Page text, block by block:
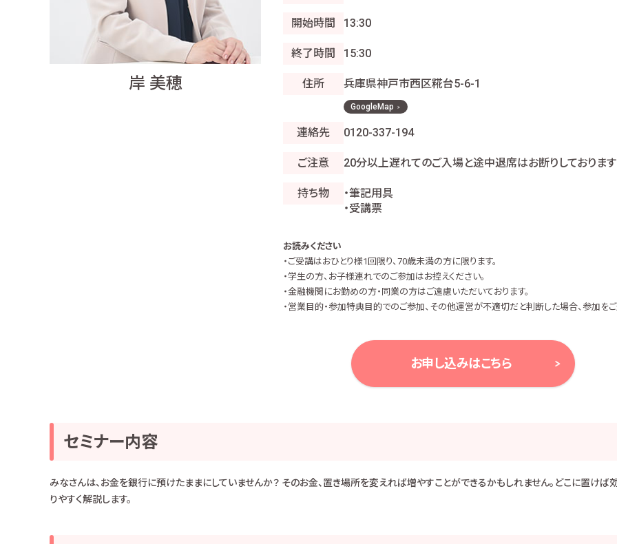
岸 美穂
開始時間 13:30
終了時間 15:30
住所 兵庫県神戸市西区糀台5-6-1
GoogleMap
連絡先 0120-337-194
ご注意 20分以上遅れてのご入場と途中退席はお断りしております
持ち物
・筆記用具
・受講票
お読みください
・ご受講はおひとり様1回限り、70歳未満の方に限ります。
・学生の方、お子様連れでのご参加はお控えください。
・金融機関にお勤めの方・同業の方はご遠慮いただいております。
・営業目的・参加特典目的でのご参加、その他運営が不適切だと判断した場合、参加を
お申し込みはこちら
セミナー内容
みなさんは、お金を銀行に預けたままにしていませんか？ そのお金、置き場所を変えれば増やすことができるかもしれません。どこに置け
りやすく解説します。